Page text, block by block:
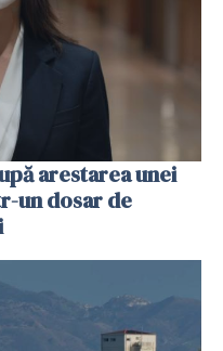
arestarea unei
un dosar de